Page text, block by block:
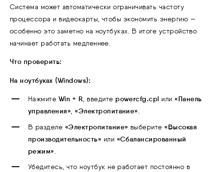
Система может автоматически ограничивать частоту
процессора и видеокарты, чтобы экономить энергию —
особенно это заметно на ноутбуках. В итоге устройство
начинает работать медленнее.
Что проверить:
На ноутбуках (Windows):
Нажмите Win + R, введитеpowercfg.cpl или «Панель
управления», «Электропитание».
В разделе «Электропитание» выберите «Высокая
производительность» или «Сбалансированный
режим».
Убедитесь, что ноутбук не работает постоянно в